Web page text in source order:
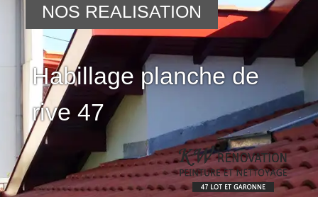
Habillage planche de
rive 47
NOS REALISATION